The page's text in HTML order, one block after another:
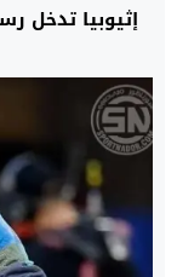
إثيوبيا تدخل